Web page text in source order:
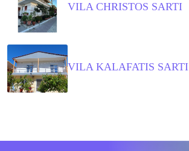
VILA CHRISTOS SARTI
VILA KALAFATIS SARTI